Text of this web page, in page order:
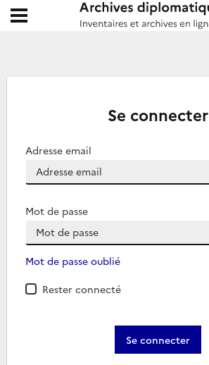
Archives diplomatiques
Ouvrir le menu déroulant
Se connecter
Adresse email
Mot de passe
Mot de passe oublié
Rester connecté
Se connecter